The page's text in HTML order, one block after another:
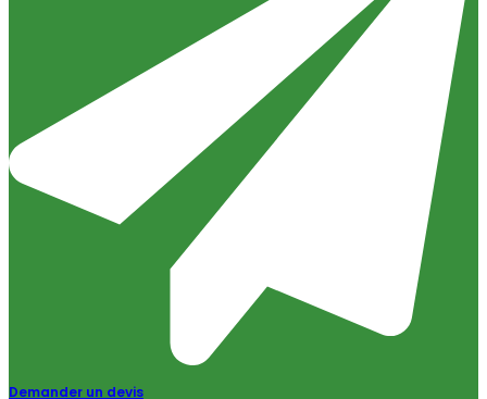
Demander un devis